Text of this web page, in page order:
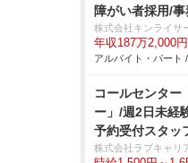
株式会社キンライサ
年収187万2,000
アルバイト・パート
コールセンター
ー」/週2日未経
予約受付スタッ
株式会社ラブキャリ